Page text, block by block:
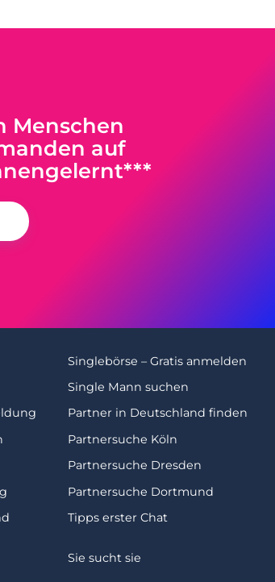
Menschen
auf
Singlebörse – Gratis anmelden
Single Mann suchen
Partner in Deutschland finden
Partnersuche Köln
Partnersuche Dresden
Partnersuche Dortmund
Tipps erster Chat
Sie sucht sie